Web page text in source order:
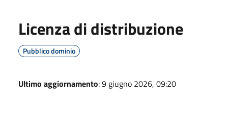
Licenza di distribuzione
Pubblico dominio
Ultimo aggiornamento: 9 giugno 2026, 09:20